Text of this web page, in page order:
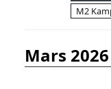
M2
mars 2026